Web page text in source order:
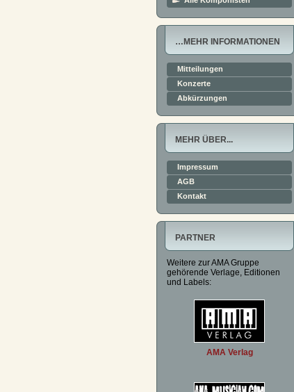
…MEHR INFORMATIONEN
Mitteilungen
Konzerte
Abkürzungen
MEHR ÜBER...
Impressum
AGB
Kontakt
PARTNER
Weitere zur AMA Gruppe
gehörende Verlage, Editionen
und Labels:
AMA Verlag